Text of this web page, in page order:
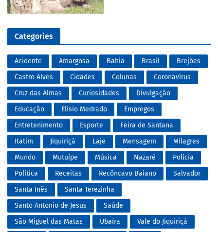
Categories
Acidente Amargosa Bahia Brasil
Brejões
Castro Alves
Cidades Colunas
Coronavírus
Cruz das Almas
Curiosidades
Divulgação
Educação
Elísio Medrado
Empregos
Entretenimento
Esporte
Feira de Santana
Itatim
Jiquiriçá Laje Mensagem
Milagres
Mundo
Mutuípe Música Nazaré
Polícia
Política
Receitas Recôncavo Baiano
Salvador
Santa Inês
Santa Terezinha
Santo Antonio de Jesus
Saúde
São Miguel das Matas
Ubaíra Vale do Jiquiriçá